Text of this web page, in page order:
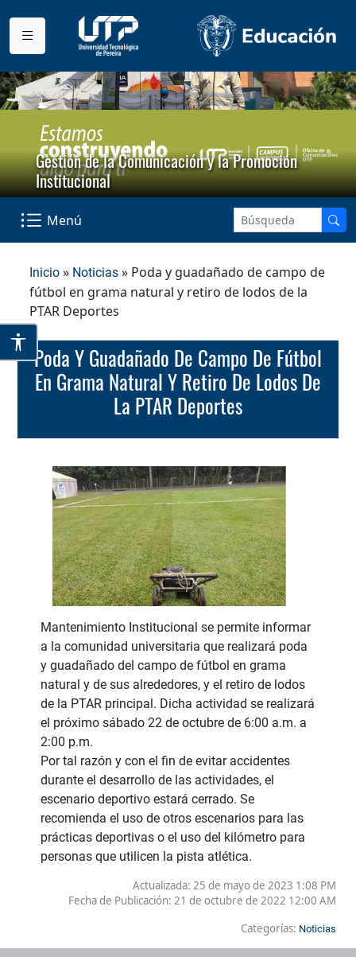
Gestión de la Comunicación y la Promoción
Institucional
Menú
Inicio » Noticias » Poda y guadañado de campo de
fútbol en grama natural y retiro de lodos de la
PTAR Deportes
Poda Y Guadañado De Campo De Fútbol
En Grama Natural Y Retiro De Lodos De
La PTAR Deportes
Mantenimiento Institucional se permite informar
a la comunidad universitaria que realizará poda
y guadañado del campo de fútbol en grama
natural y de sus alrededores, y el retiro de lodos
de la PTAR principal. Dicha actividad se realizará
el próximo sábado 22 de octubre de 6:00 a.m. a
2:00 p.m.
Por tal razón y con el fin de evitar accidentes
durante el desarrollo de las actividades, el
escenario deportivo estará cerrado. Se
recomienda el uso de otros escenarios para las
prácticas deportivas o el uso del kilómetro para
personas que utilicen la pista atlética.
Actualizada: 25 de mayo de 2023 1:08 PM
Fecha de Publicación: 21 de octubre de 2022 12:00 AM
Categorías: Noticias